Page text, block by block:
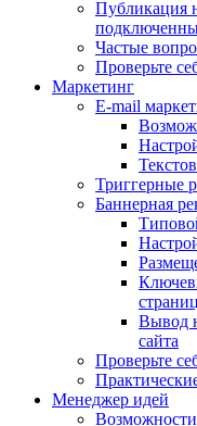
Публикация
Частые
Проверьте
Маркетинг
E-mail
Триггерные
Баннерная
Вывод
сайта
Проверьте
Менеджер идей